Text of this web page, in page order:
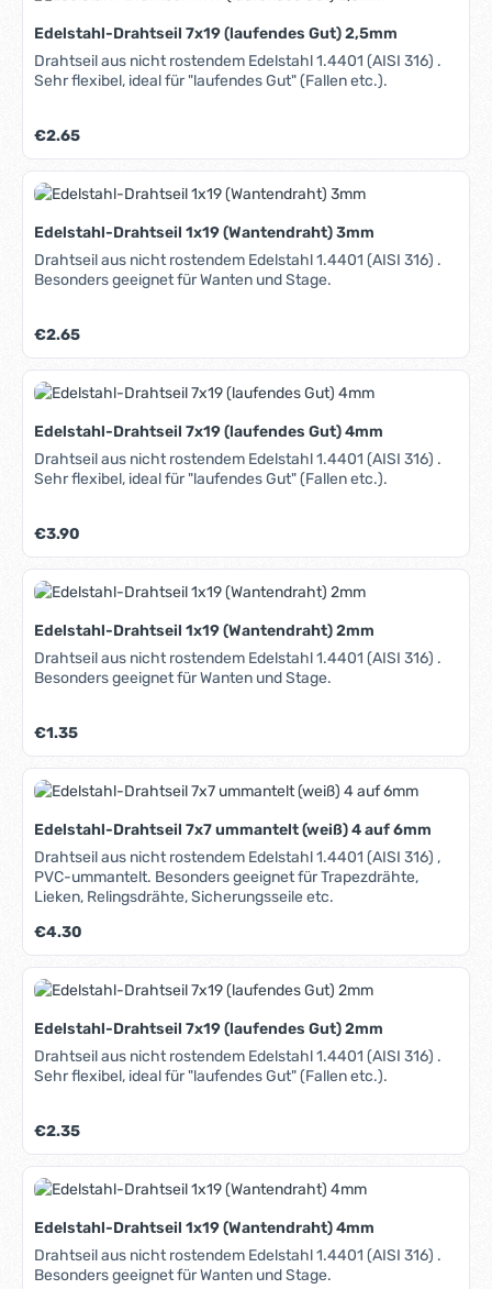
Edelstahl-Drahtseil 7x19 (laufendes Gut) 2,5mm
Drahtseil aus nicht rostendem Edelstahl 1.4401 (AISI 316) .
Sehr flexibel, ideal für "laufendes Gut" (Fallen etc.).
Regulärer Preis:
€2.65
Edelstahl-Drahtseil 1x19 (Wantendraht) 3mm
Drahtseil aus nicht rostendem Edelstahl 1.4401 (AISI 316) .
Besonders geeignet für Wanten und Stage.
Regulärer Preis:
€2.65
Edelstahl-Drahtseil 7x19 (laufendes Gut) 4mm
Drahtseil aus nicht rostendem Edelstahl 1.4401 (AISI 316) .
Sehr flexibel, ideal für "laufendes Gut" (Fallen etc.).
Regulärer Preis:
€3.90
Edelstahl-Drahtseil 1x19 (Wantendraht) 2mm
Drahtseil aus nicht rostendem Edelstahl 1.4401 (AISI 316) .
Besonders geeignet für Wanten und Stage.
Regulärer Preis:
€1.35
Edelstahl-Drahtseil 7x7 ummantelt (weiß) 4 auf 6mm
Drahtseil aus nicht rostendem Edelstahl 1.4401 (AISI 316) ,
PVC-ummantelt. Besonders geeignet für Trapezdrähte,
Lieken, Relingsdrähte, Sicherungsseile etc.
Regulärer Preis:
€4.30
Edelstahl-Drahtseil 7x19 (laufendes Gut) 2mm
Drahtseil aus nicht rostendem Edelstahl 1.4401 (AISI 316) .
Sehr flexibel, ideal für "laufendes Gut" (Fallen etc.).
Regulärer Preis:
€2.35
Edelstahl-Drahtseil 1x19 (Wantendraht) 4mm
Drahtseil aus nicht rostendem Edelstahl 1.4401 (AISI 316) .
Besonders geeignet für Wanten und Stage.